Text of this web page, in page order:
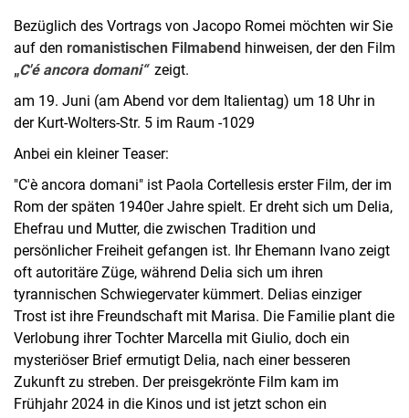
Bezüglich des Vortrags von Jacopo Romei möchten wir Sie
auf den romanistischen Filmabend hinweisen, der den Film
„C'é ancora domani“ zeigt.
am 19. Juni (am Abend vor dem Italientag) um 18 Uhr in
der Kurt-Wolters-Str. 5 im Raum -1029
Anbei ein kleiner Teaser:
"C'è ancora domani" ist Paola Cortellesis erster Film, der im
Rom der späten 1940er Jahre spielt. Er dreht sich um Delia,
Ehefrau und Mutter, die zwischen Tradition und
persönlicher Freiheit gefangen ist. Ihr Ehemann Ivano zeigt
oft autoritäre Züge, während Delia sich um ihren
tyrannischen Schwiegervater kümmert. Delias einziger
Trost ist ihre Freundschaft mit Marisa. Die Familie plant die
Verlobung ihrer Tochter Marcella mit Giulio, doch ein
mysteriöser Brief ermutigt Delia, nach einer besseren
Zukunft zu streben. Der preisgekrönte Film kam im
Frühjahr 2024 in die Kinos und ist jetzt schon ein